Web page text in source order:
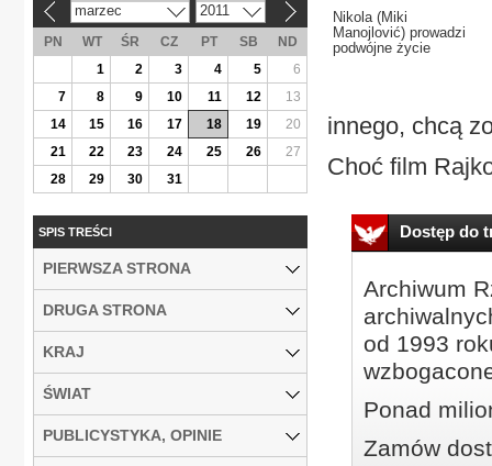
Nikola (Miki
Manojlović) prowadzi
podwójne życie
innego, chcą
Choć film
Dostęp do
Archiwum
od 1993
Ponad
Zamów
marzec 2011
PN WT ŚR CZ PT SB
ND
1
2 3 4 5
6
7
8 9 10 11 12
13
14
15 16 17 18 19
20
21
22 23 24 25 26
27
28
29 30 31
SPIS TREŚCI
PIERWSZA STRONA
DRUGA STRONA
KRAJ
ŚWIAT
PUBLICYSTYKA, OPINIE